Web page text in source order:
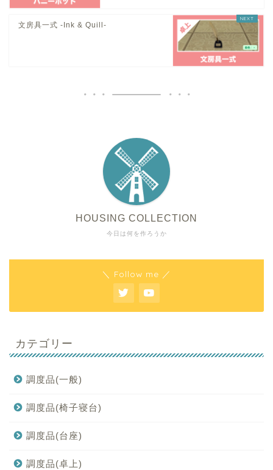
文房具一式 -Ink & Quill-
今日は何を作ろうか
HOUSING COLLECTION
＼ Follow me ／
カテゴリー
調度品(一般)
調度品(椅子寝台)
調度品(台座)
調度品(卓上)